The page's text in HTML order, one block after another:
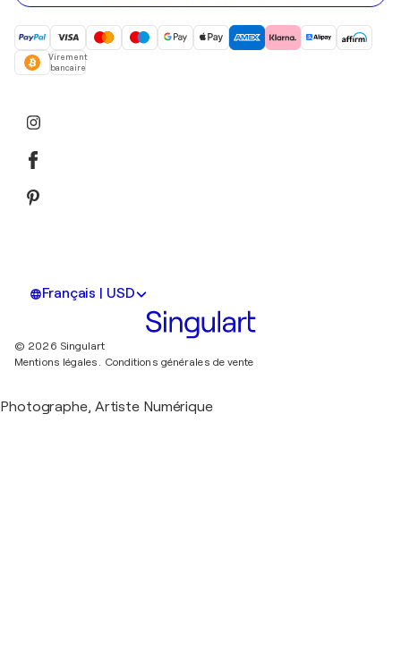
Virement
bancaire
Français | USD
© 2026 Singulart
Mentions légales. Conditions générales de vente
Photographe, Artiste Numérique